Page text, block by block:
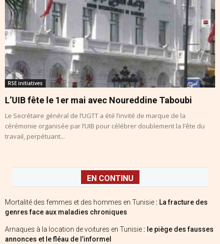
RSE initiatives
L’UIB fête le 1er mai avec Noureddine Taboubi
Le Secrétaire général de l’UGTT a été l’invité de marque de la
cérémonie organisée par l’UIB pour célébrer doublement la Fête du
travail, perpétuant...
EN CONTINU
Mortalité des femmes et des hommes en Tunisie : La fracture des
genres face aux maladies chroniques
Arnaques à la location de voitures en Tunisie : le piège des fausses
annonces et le fléau de l’informel